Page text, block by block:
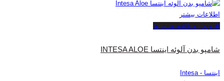
اطلاعات بیشتر
افزودن به علاقه مندی ها
شامپو بدن آلوئه اینتسا INTESA ALOE
اینتسا - Intesa